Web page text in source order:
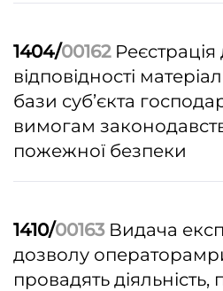
1404/00162Реєстрація
відповідності
бази суб’єкта
вимогам
пожежної безпеки
1410/00163Видача
дозволу
провадять діяльність,